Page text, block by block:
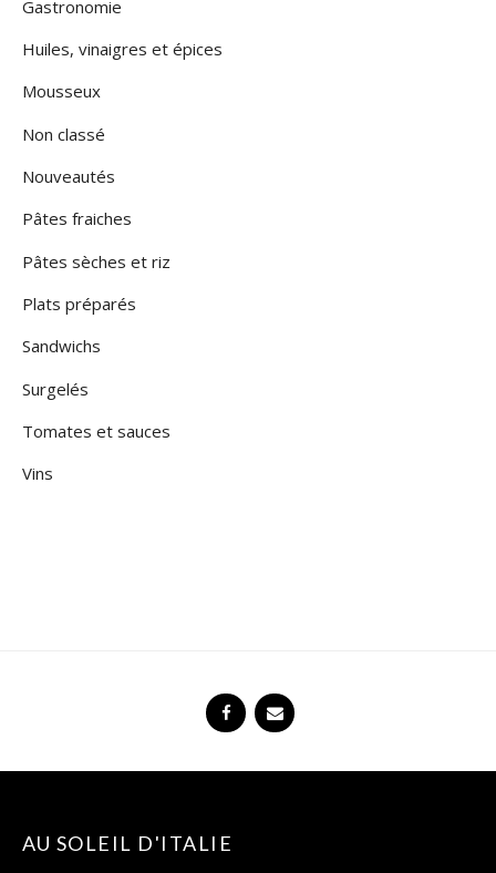
Gastronomie
Huiles, vinaigres et épices
Mousseux
Non classé
Nouveautés
Pâtes fraiches
Pâtes sèches et riz
Plats préparés
Sandwichs
Surgelés
Tomates et sauces
Vins
AU SOLEIL D'ITALIE